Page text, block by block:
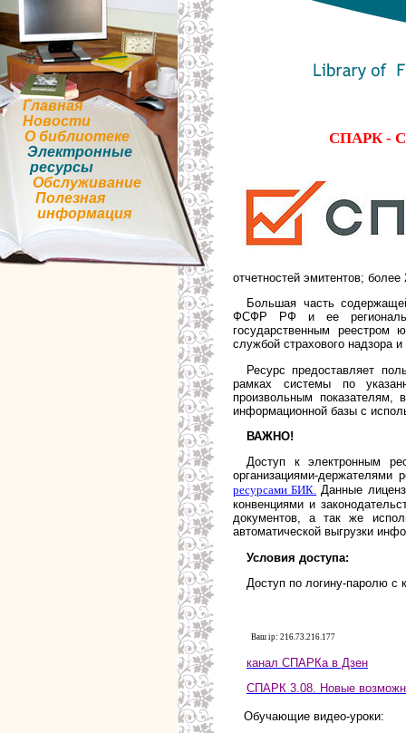
Главная
Новости
О библиотеке
Электронные
ресурсы
Обслуживание
Полезная
информация
СПАРК -
отчетностей эмитентов;
Большая часть
ФСФР РФ и ее
государственным
службой страхового надзора и
Ресурс предоставляет
рамках системы по
произвольным показателям,
информационной базы с
ВАЖНО!
Доступ к электронным
организациями-
ресурсами БИК. Данные
конвенциями и
документов, а так же
автоматической выгрузки
Условия доступа:
Доступ по логину-паролю с
Ваш ip: 216.73.216.177
канал СПАРКа в Дзен
СПАРК 3.08. Новые
Обучающие видео-уроки: